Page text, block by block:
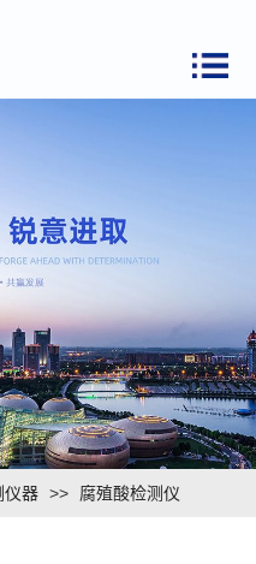
仪器 >> 腐殖酸检测仪